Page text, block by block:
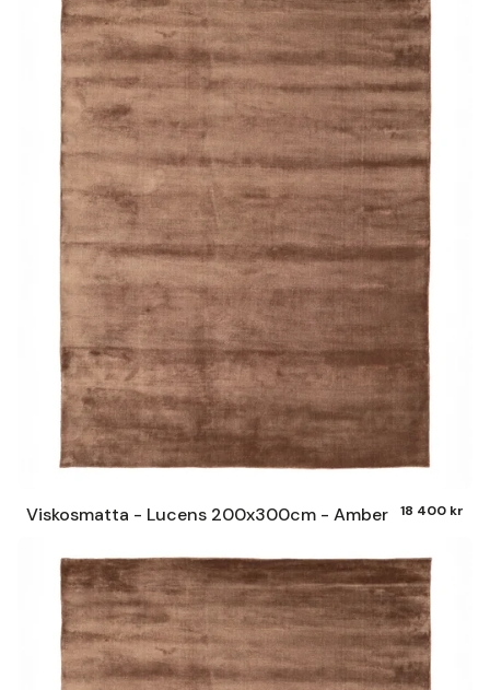
Viskosmatta - Lucens 200x300cm - Amber 18 400 kr